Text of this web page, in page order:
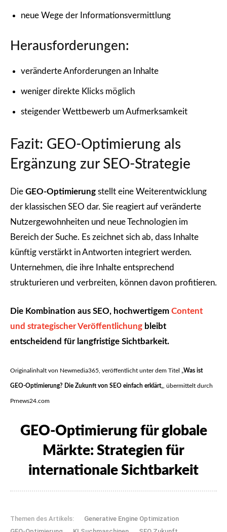
neue Wege der Informationsvermittlung
Herausforderungen:
veränderte Anforderungen an Inhalte
weniger direkte Klicks möglich
steigender Wettbewerb um Aufmerksamkeit
Fazit: GEO-Optimierung als
Ergänzung zur SEO-Strategie
Die GEO-Optimierung stellt eine Weiterentwicklung
der klassischen SEO dar. Sie reagiert auf veränderte
Nutzergewohnheiten und neue Technologien im
Bereich der Suche. Es zeichnet sich ab, dass Inhalte
künftig verstärkt in Antworten integriert werden.
Unternehmen, die ihre Inhalte entsprechend
strukturieren und verbreiten, können davon profitieren.
Die Kombination aus SEO, hochwertigem Content
und strategischer Veröffentlichung bleibt
entscheidend für langfristige Sichtbarkeit.
Originalinhalt von Newmedia365, veröffentlicht unter dem Titel „Was ist
GEO-Optimierung? Die Zukunft von SEO einfach erklärt„, übermittelt durch
Prnews24.com
GEO-Optimierung für globale
Märkte: Strategien für
internationale Sichtbarkeit
Themen des Artikels:
Generative Engine Optimization